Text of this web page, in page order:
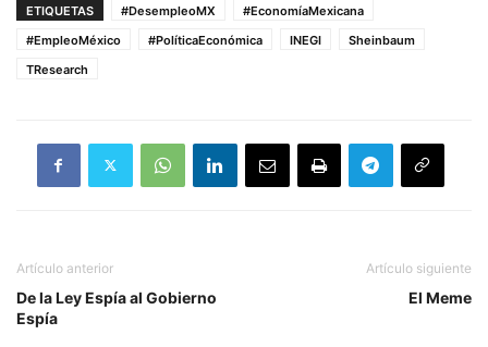
ETIQUETAS #DesempleoMX
#EconomíaMexicana
#EmpleoMéxico
#PolíticaEconómica INEGI
Sheinbaum
TResearch
Artículo anterior
De la Ley Espía al Gobierno
Espía
Artículo siguiente
El Meme